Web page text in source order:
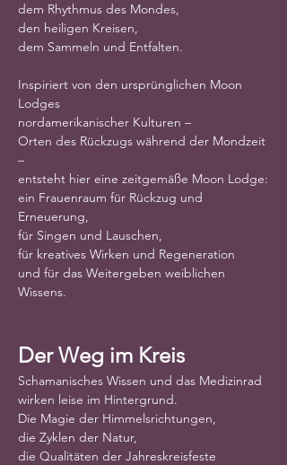
dem Rhythmus des Mondes,
den heiligen Kreisen,
dem Sammeln und Entfalten.
Inspiriert von den ursprünglichen Moon
Lodges
nordamerikanischer Kulturen –
Orten des Rückzugs während der Mondzeit
–
entsteht hier eine zeitgemäße Moon Lodge:
ein Frauenraum für Rückzug und
Erneuerung,
für Singen und Lauschen,
für kreatives Wirken und Regeneration
und für das Weitergeben weiblichen
Wissens.
Der Weg im Kreis
Schamanisches Wissen und das Medizinrad
wirken leise im Hintergrund.
Die Magie der Himmelsrichtungen,
die Zyklen der Natur,
die Qualitäten der Jahreskreisfeste